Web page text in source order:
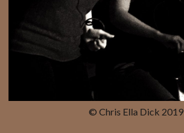
© Chris Ella Dick 2019